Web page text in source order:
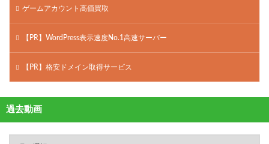
ゲームアカウント高価買取
【PR】WordPress表示速度No.1高速サーバー
【PR】格安ドメイン取得サービス
過去動画